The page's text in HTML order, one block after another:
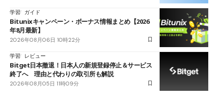
学習 ガイド
Bitunixキャンペーン・ボーナス情報まとめ【2026
年8月最新】
2026年08月06日 10時22分
学習 レビュー
Bitget日本撤退！日本人の新規登録停止＆サービス
終了へ 理由と代わりの取引所も解説
2026年08月05日 11時09分